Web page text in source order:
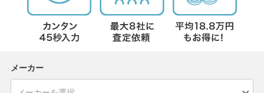
メーカー